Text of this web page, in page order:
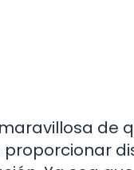
de
proporcionar